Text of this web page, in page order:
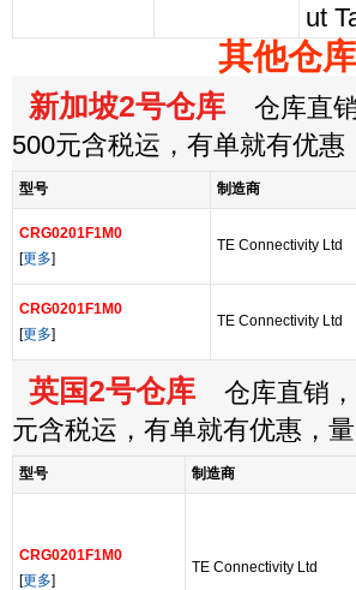
ut
其他仓
新加坡2号仓库 仓库直销
500元含税运，有单就有优
型号 制造商
CRG0201F1M0
[更多]
TE Connectivity Ltd
CRG0201F1M0
[更多]
TE Connectivity Ltd
英国2号仓库 仓库直销，
元含税运，有单就有优惠，
型号 制造商
CRG0201F1M0
[更多]
TE Connectivity Ltd